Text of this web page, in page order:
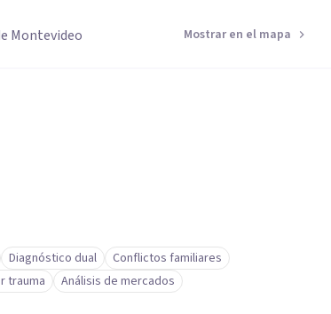
Montevideo
Mostrar en el mapa
Diagnóstico dual
Conflictos familiares
trauma Análisis de mercados